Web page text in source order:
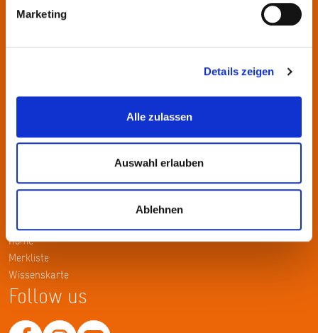
Marketing
Details zeigen
Alle zulassen
Auswahl erlauben
Ablehnen
Mitgliedern präsentiert sie Projekte und setzt Impulse zu
wechselnden Themen.
Tel.: +49 69 2577-1700
Home
Merkliste
Wissenskarte
Follow us